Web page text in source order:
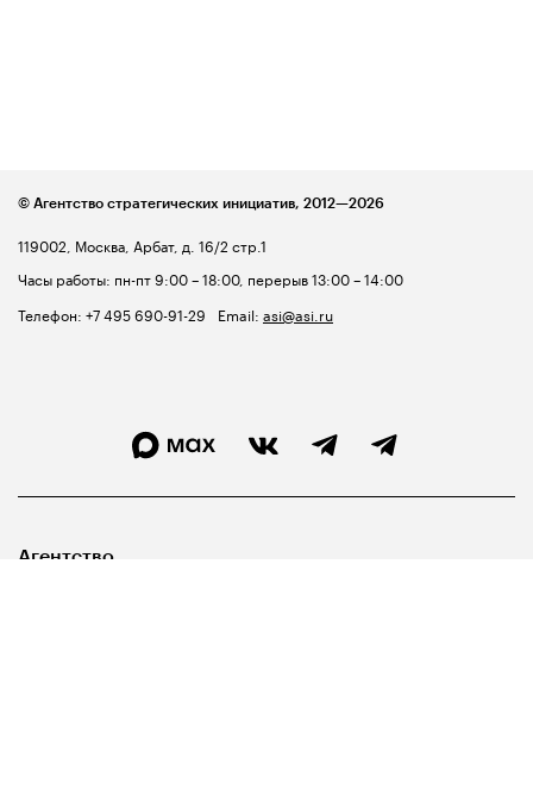
119002, Москва, Арбат, д. 16/2 стр.1
Часы работы: пн-пт 9:00 – 18:00, перерыв 13:00 – 14:00
Телефон: +7 495 690-91-29 Email: asi@asi.ru
© Агентство стратегических инициатив, 2012—2026
Агентство